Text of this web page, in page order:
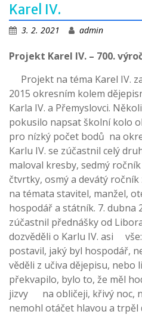
Karel IV.
3. 2. 2021 admin
Projekt Karel IV. – 700.
Projekt na téma Karel IV.
2015 okresním kolem
Karla IV. a Přemyslovci.
pokusilo napsat školní kolo
pro nízký počet bodů na
Karlu IV. se zúčastnil celý
maloval kresby, sedmý
čtvrtky, osmý a devátý
na témata stavitel, manžel,
hospodář a státník. 7. dubna
zúčastnil přednášky od
dozvěděli o Karlu IV. asi
postavil, jaký byl hospodář,
věděli z učiva dějepisu, nebo
překvapilo, bylo to, že měl
jizvy na obličeji, křivý noc,
nemohl otáčet hlavou a trpěl